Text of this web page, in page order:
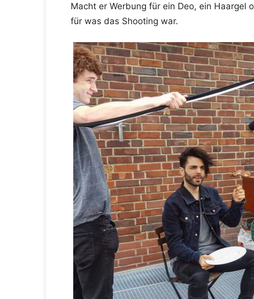
Macht er Werbung für ein Deo, ein Haargel
für was das Shooting war.